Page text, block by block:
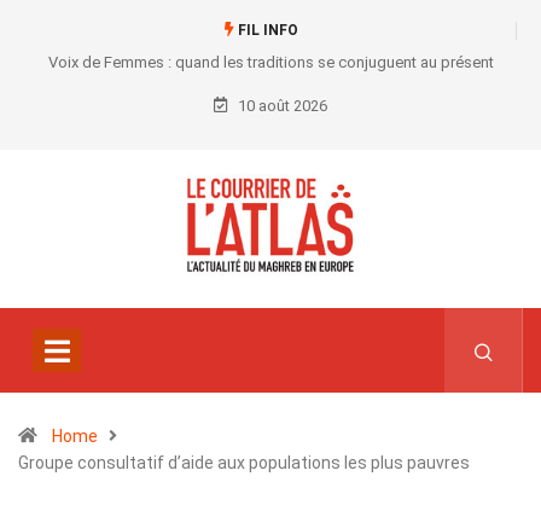
FIL INFO
Voix de Femmes : quand les traditions se conjuguent au présent
10 août 2026
Home
Groupe consultatif d’aide aux populations les plus pauvres